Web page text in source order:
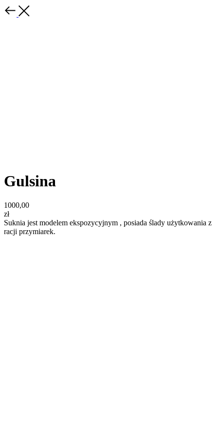
Gulsina
1000,00
zł
Suknia jest modelem ekspozycyjnym , posiada ślady użytkowania z
racji przymiarek.